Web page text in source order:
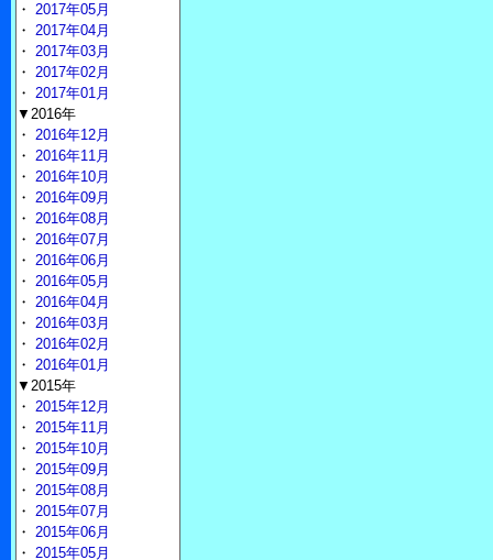
・ 2017年05月
・ 2017年04月
・ 2017年03月
・ 2017年02月
・ 2017年01月
▼2016年
・ 2016年12月
・ 2016年11月
・ 2016年10月
・ 2016年09月
・ 2016年08月
・ 2016年07月
・ 2016年06月
・ 2016年05月
・ 2016年04月
・ 2016年03月
・ 2016年02月
・ 2016年01月
▼2015年
・ 2015年12月
・ 2015年11月
・ 2015年10月
・ 2015年09月
・ 2015年08月
・ 2015年07月
・ 2015年06月
・ 2015年05月